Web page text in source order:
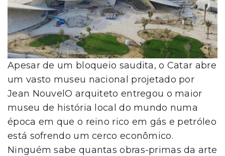
Apesar de um bloqueio saudita, o Catar abre
um vasto museu nacional projetado por
Jean NouvelO arquiteto entregou o maior
museu de história local do mundo numa
época em que o reino rico em gás e petróleo
está sofrendo um cerco econômico.
Ninguém sabe quantas obras-primas da arte